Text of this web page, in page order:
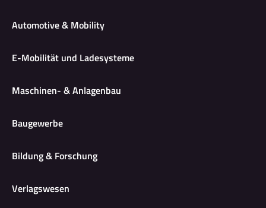
Automotive & Mobility
E-Mobilität und Ladesysteme
Maschinen- & Anlagenbau
Baugewerbe
Bildung & Forschung
Verlagswesen